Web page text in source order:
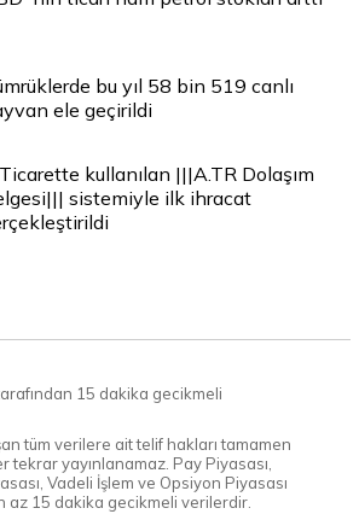
bu yıl 58 bin 519 canlı
ele geçirildi
kullanılan |||A.TR Dolaşım
sistemiyle ilk ihracat
15 dakika gecikmeli
tüm verilere ait telif hakları tamamen
tekrar yayınlanamaz. Pay Piyasası,
Vadeli İşlem ve Opsiyon Piyasası
az 15 dakika gecikmeli verilerdir.